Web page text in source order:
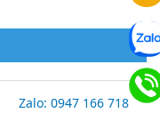
Zalo: 0947 166 718